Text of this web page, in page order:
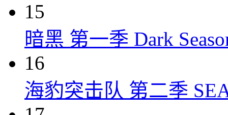
15
暗黑 第一季 Dark
16
海豹突击队 第二季